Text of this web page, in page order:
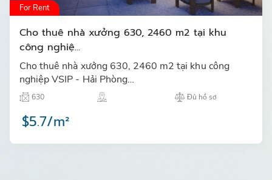
For Rent
Cho thuê nhà xưởng 630, 2460 m2 tại khu
công nghiệ...
Cho thuê nhà xưởng 630, 2460 m2 tại khu công
nghiệp VSIP - Hải Phòng…
630 Đủ hồ sơ
$5.7/m²